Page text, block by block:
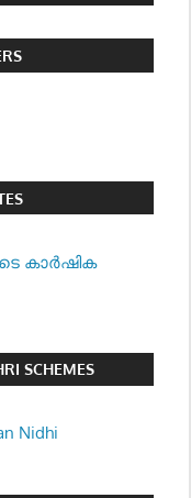
കാർഷിക
SCHEMES
Nidhi